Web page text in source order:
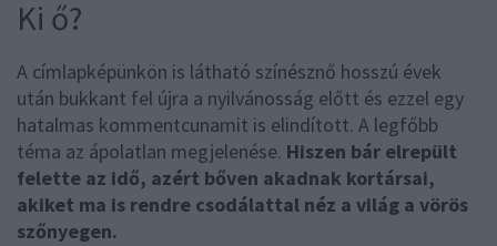
Ki ő?
A címlapképünkön is látható színésznő hosszú évek
után bukkant fel újra a nyilvánosság előtt és ezzel egy
hatalmas kommentcunamit is elindított. A legfőbb
téma az ápolatlan megjelenése. Hiszen bár elrepült
felette az idő, azért bőven akadnak kortársai,
akiket ma is rendre csodálattal néz a világ a vörös
szőnyegen.